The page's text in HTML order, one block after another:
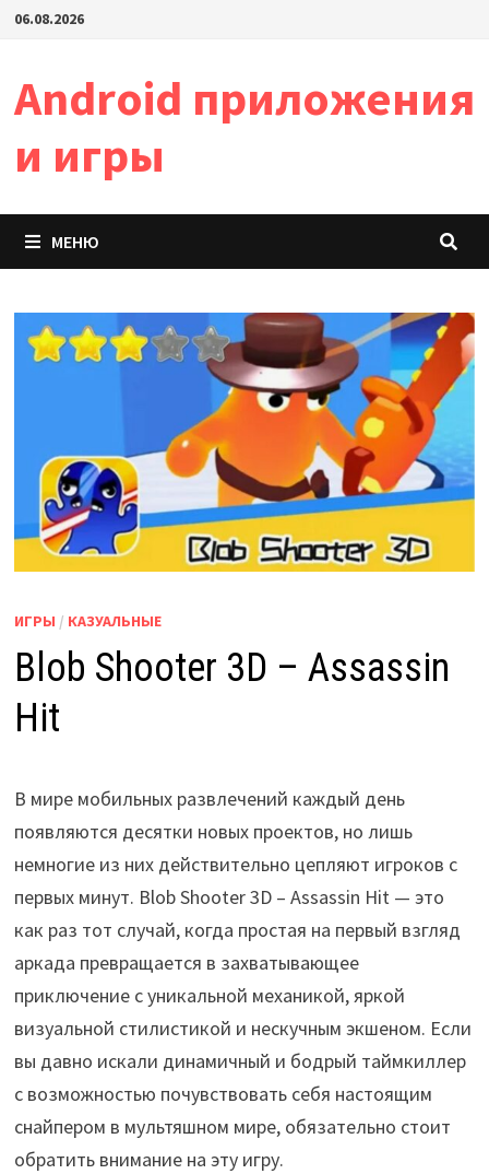
Перейти
06.08.2026
Android приложения
и игры
МЕНЮ
ИГРЫ / КАЗУАЛЬНЫЕ
Blob Shooter 3D – Assassin
Hit
В мире мобильных развлечений каждый день
появляются десятки новых проектов, но лишь
немногие из них действительно цепляют игроков с
первых минут. Blob Shooter 3D – Assassin Hit — это
как раз тот случай, когда простая на первый взгляд
аркада превращается в захватывающее
приключение с уникальной механикой, яркой
визуальной стилистикой и нескучным экшеном. Если
вы давно искали динамичный и бодрый таймкиллер
с возможностью почувствовать себя настоящим
снайпером в мультяшном мире, обязательно стоит
обратить внимание на эту игру.